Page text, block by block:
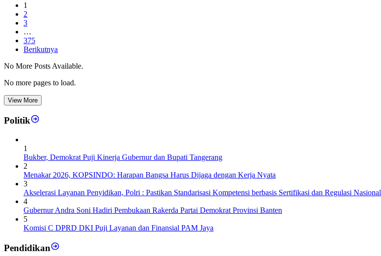
1
2
3
…
375
Berikutnya
No More Posts Available.
No more pages to load.
View More
Politik
1
Bukber, Demokrat Puji Kinerja Gubernur dan Bupati Tangerang
2
Menakar 2026, KOPSINDO: Harapan Bangsa Harus Dijaga dengan Kerja Nyata
3
Akselerasi Layanan Penyidikan, Polri : Pastikan Standarisasi Kompetensi berbasis Sertifikasi dan Regulasi Nasional
4
Gubernur Andra Soni Hadiri Pembukaan Rakerda Partai Demokrat Provinsi Banten
5
Komisi C DPRD DKI Puji Layanan dan Finansial PAM Jaya
Pendidikan